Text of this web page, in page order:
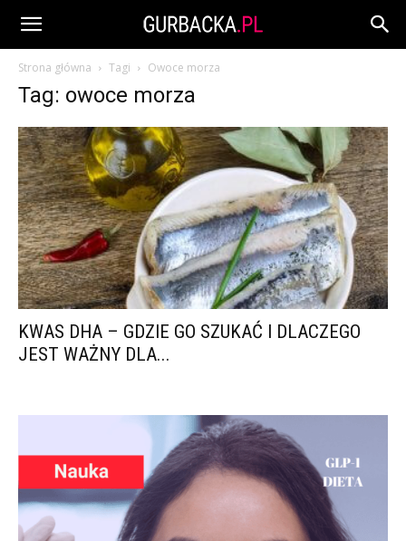
Strona główna Tagi Owoce morza
Tag: owoce morza
KWAS DHA – GDZIE GO SZUKAĆ I DLACZEGO
JEST WAŻNY DLA...